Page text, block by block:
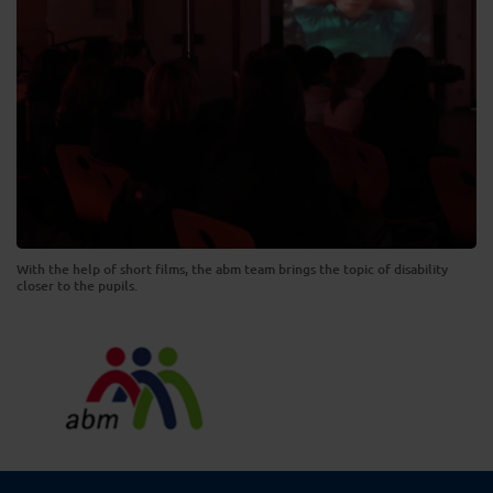
With the help of short films, the abm team brings the topic of disability
closer to the pupils.